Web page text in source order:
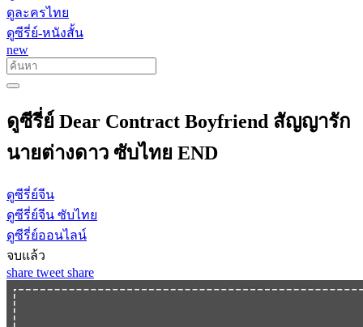
ดูละครไทย
ดูซีรี่ย์-หนังสั้น
new
ดูซีรี่ย์ Dear Contract Boyfriend สัญญารัก
นายต่างดาว ซับไทย END
ดูซีรี่ย์จีน
ดูซีรี่ย์จีน ซับไทย
ดูซีรี่ย์ออนไลน์
จบแล้ว
share tweet share